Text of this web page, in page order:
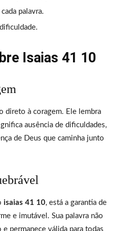
palavra.
Isaias 41 10
direto à coragem. Ele lembra
ausência de dificuldades,
de Deus que caminha junto
isaias 41 10, está a garantia de
e imutável. Sua palavra não
permanece válida para todas